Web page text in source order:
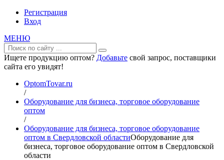
Регистрация
Вход
МЕНЮ
Ищете продукцию оптом? Добавьте свой запрос, поставщики
сайта его увидят!
OptomTovar.ru
/
Оборудование для бизнеса, торговое оборудование
оптом
/
Оборудование для бизнеса, торговое оборудование
оптом в Свердловской областиОборудование для
бизнеса, торговое оборудование оптом в Свердловской
области